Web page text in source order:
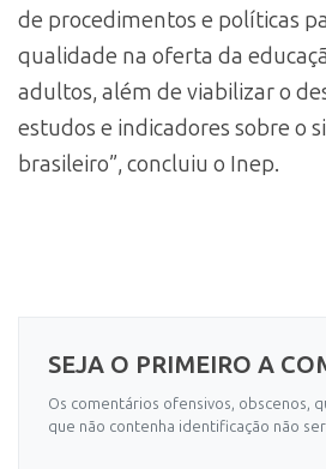
de procedimentos e políticas
qualidade na oferta da
adultos, além de viabilizar o
estudos e indicadores sobre o
brasileiro”, concluiu o Inep.
SEJA O PRIMEIRO A
Os comentários ofensivos, obscenos,
que não contenha identificação não